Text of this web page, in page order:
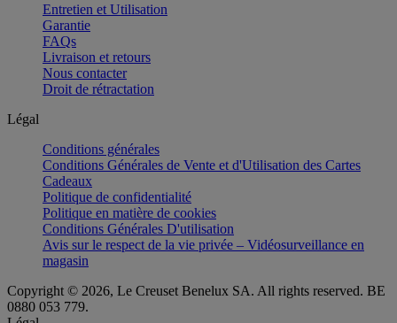
Entretien et Utilisation
Garantie
FAQs
Livraison et retours
Nous contacter
Droit de rétractation
Légal
Conditions générales
Conditions Générales de Vente et d'Utilisation des Cartes
Cadeaux
Politique de confidentialité
Politique en matière de cookies
Conditions Générales D'utilisation
Avis sur le respect de la vie privée – Vidéosurveillance en
magasin
Copyright © 2026, Le Creuset Benelux SA. All rights reserved. BE
0880 053 779.